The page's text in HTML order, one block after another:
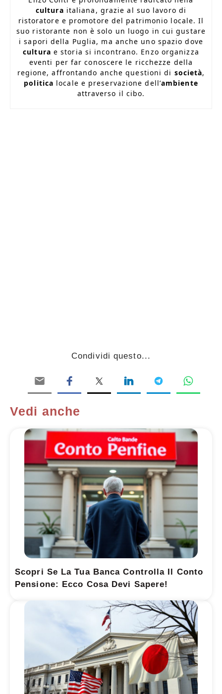
cultura italiana, grazie al suo lavoro di
ristoratore e promotore del patrimonio locale. Il
suo ristorante non è solo un luogo in cui gustare
i sapori della Puglia, ma anche uno spazio dove
cultura e storia si incontrano. Enzo organizza
eventi per far conoscere le ricchezze della
regione, affrontando anche questioni di società,
politica locale e preservazione dell’ambiente
attraverso il cibo.
Condividi questo...
Vedi anche
Scopri Se La Tua Banca Controlla Il Conto
Pensione: Ecco Cosa Devi Sapere!